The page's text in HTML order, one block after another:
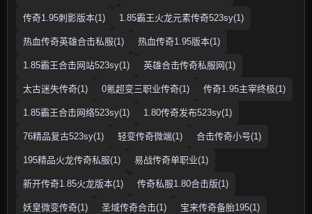
传奇1.95刺影版本(1) 1.85霸王火龙元素传奇523sy(1)
热血传奇英雄合击私服(1) 热血传奇1.95版本(1)
1.85霸王合击网站523sy(1) 英雄合击传奇私服网(1)
太古迷失传奇(1) 0氪超变三职业传奇(1) 传奇1.95主宰终极(1)
1.85霸王合击网络523sy(1) 1.80传奇发布523sy(1)
76精品复古523sy(1) 轻变传奇微端(1) 合击传奇小号(1)
195精品火龙传奇私服(1) 易战传奇单职业(1)
新开传奇1.85火龙版本(1) 传奇私服1.80合击版(1)
妖皇微变传奇(1) 圣域传奇合击(1) 宝来传奇备胎195(1)